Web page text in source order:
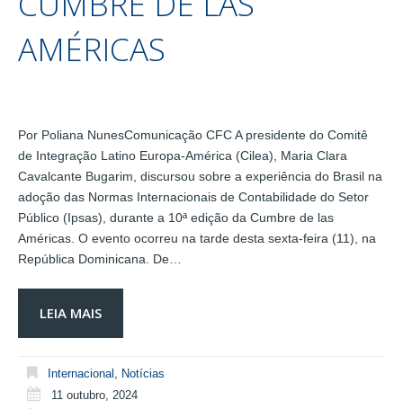
AMÉRICAS
Por Poliana NunesComunicação CFC A presidente do Comitê
de Integração Latino Europa-América (Cilea), Maria Clara
Cavalcante Bugarim, discursou sobre a experiência do Brasil na
adoção das Normas Internacionais de Contabilidade do Setor
Público (Ipsas), durante a 10ª edição da Cumbre de las
Américas. O evento ocorreu na tarde desta sexta-feira (11), na
República Dominicana. De…
LEIA MAIS
Internacional , Notícias
11 outubro, 2024